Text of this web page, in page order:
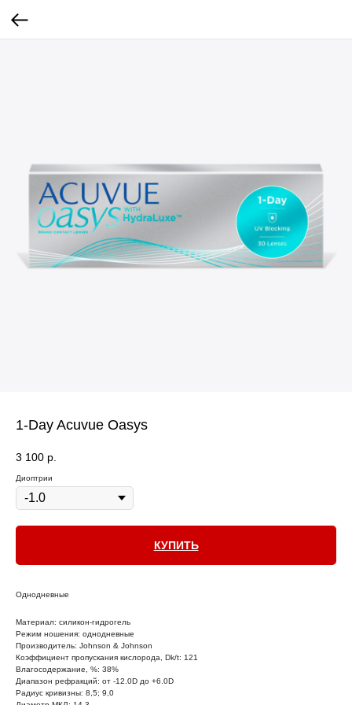
1-Day Acuvue Oasys
3 100 р.
Диоптрии
КУПИТЬ
Однодневные
Материал: силикон-гидрогель
Режим ношения: однодневные
Производитель: Johnson & Johnson
Коэффициент пропускания кислорода, Dk/t: 121
Влагосодержание, %: 38%
Диапазон рефракций: от -12.0D до +6.0D
Радиус кривизны: 8,5; 9,0